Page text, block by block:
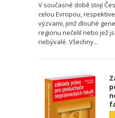
V současné době stojí
celou Evropou,
výzvami, jimž dlouhé
regionu nečelil nebo jež
nebývalé. Všechny...